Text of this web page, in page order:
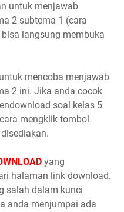
untuk menjawab
2 subtema 1 (cara
langsung membuka
mencoba menjawab
2 ini. Jika anda cocok
soal kelas 5
mengklik tombol
yang
halaman link download.
salah dalam kunci
anda menjumpai ada